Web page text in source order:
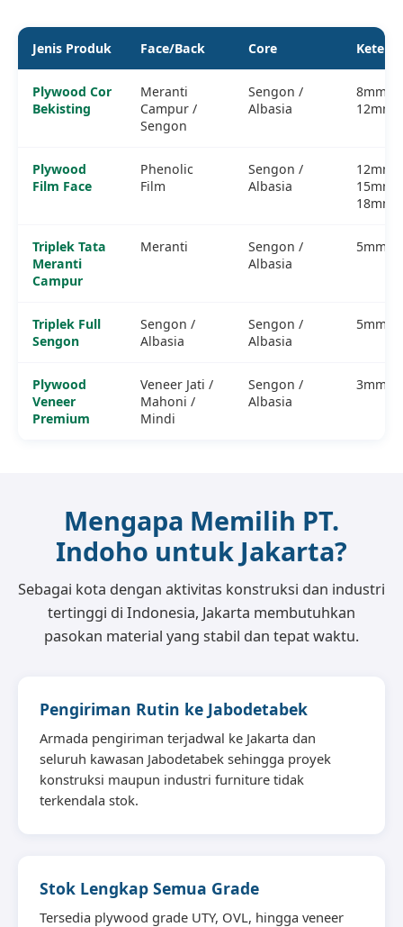
Jenis Produk Face/Back Core
Plywood Cor
Bekisting
Meranti
Campur /
Sengon
Sengon /
Albasia
8mm,
12mm
Plywood
Film Face
Phenolic
Film
Sengon /
Albasia
12mm,
15mm,
18mm
Triplek Tata
Meranti
Campur
Meranti
Sengon /
Albasia
Triplek Full
Sengon
Sengon /
Albasia
Sengon /
Albasia
Plywood
Veneer
Premium
Veneer Jati /
Mahoni /
Mindi
Sengon /
Albasia
3mm
Mengapa Memilih PT.
Indoho untuk Jakarta?
Sebagai kota dengan aktivitas konstruksi dan industri
tertinggi di Indonesia, Jakarta membutuhkan
pasokan material yang stabil dan tepat waktu.
Pengiriman Rutin ke Jabodetabek
Armada pengiriman terjadwal ke Jakarta dan
seluruh kawasan Jabodetabek sehingga proyek
konstruksi maupun industri furniture tidak
terkendala stok.
Stok Lengkap Semua Grade
Tersedia plywood grade UTY, OVL, hingga veneer